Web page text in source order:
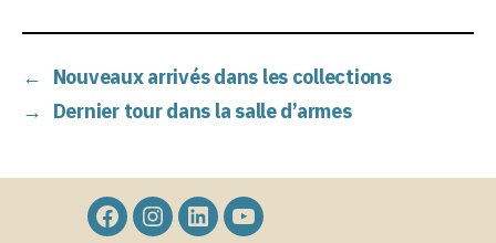
c
e
b
o
o
k
ai
l
k
e
dI
n
←
Nouveaux arrivés dans les collections
→
Dernier tour dans la salle d’armes
ÉlémentÉlémentÉlémentÉlément